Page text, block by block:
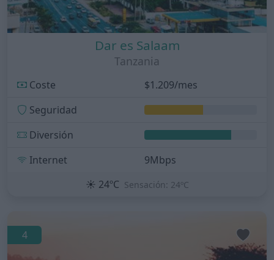
Dar es Salaam
Tanzania
Coste
$1.209/mes
Seguridad
Diversión
Internet
9Mbps
☀️ 24ºC Sensación: 24ºC
4